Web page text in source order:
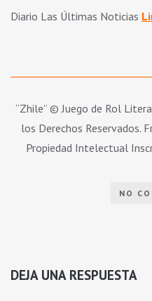
Diario Las Últimas Noticias
“Zhile” © Juego de Rol
los Derechos Reservados.
Propiedad Intelectual
NO
DEJA UNA RESPUESTA